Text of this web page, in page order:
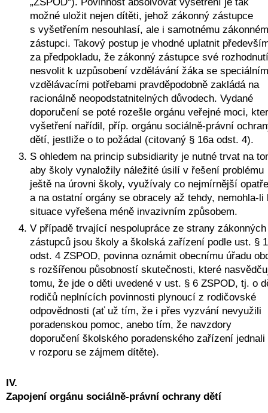
možné uložit nejen dítěti, jehož zákonný zástupce
s vyšetřením nesouhlasí, ale i samotnému
zástupci. Takový postup je vhodné uplatnit
za předpokladu, že zákonný zástupce své rozhodnutí
nesvolit k uzpůsobení vzdělávání žáka se
vzdělávacími potřebami pravděpodobně zakládá na
racionálně neopodstatnitelných důvodech. Vydané
doporučení se poté rozešle orgánu veřejné moci,
vyšetření nařídil, příp. orgánu sociálně-právní
dětí, jestliže o to požádal (citovaný § 16a odst. 4).
S ohledem na princip subsidiarity je nutné trvat na
aby školy vynaložily náležité úsilí v řešení problému
ještě na úrovni školy, využívaly co nejmírnější
a na ostatní orgány se obracely až tehdy, nemohla-li
situace vyřešena méně invazivním způsobem.
V případě trvající nespolupráce ze strany zákonných
zástupců jsou školy a školská zařízení podle ust. §
odst. 4 ZSPOD, povinna oznámit obecnímu úřadu
s rozšířenou působností skutečnosti, které
tomu, že jde o děti uvedené v ust. § 6 ZSPOD, tj. o
rodičů neplnících povinnosti plynoucí z rodičovské
odpovědnosti (ať už tím, že i přes vyzvání nevyužili
poradenskou pomoc, anebo tím, že navzdory
doporučení školského poradenského zařízení jednali
v rozporu se zájmem dítěte).
IV.
Zapojení orgánu sociálně-právní ochrany dětí